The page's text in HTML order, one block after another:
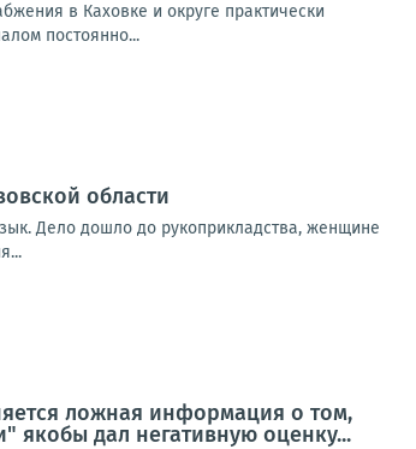
в Каховке и округе практически
постоянно...
области
Дело дошло до рукоприкладства, женщине
ложная информация о том,
якобы дал негативную оценку...